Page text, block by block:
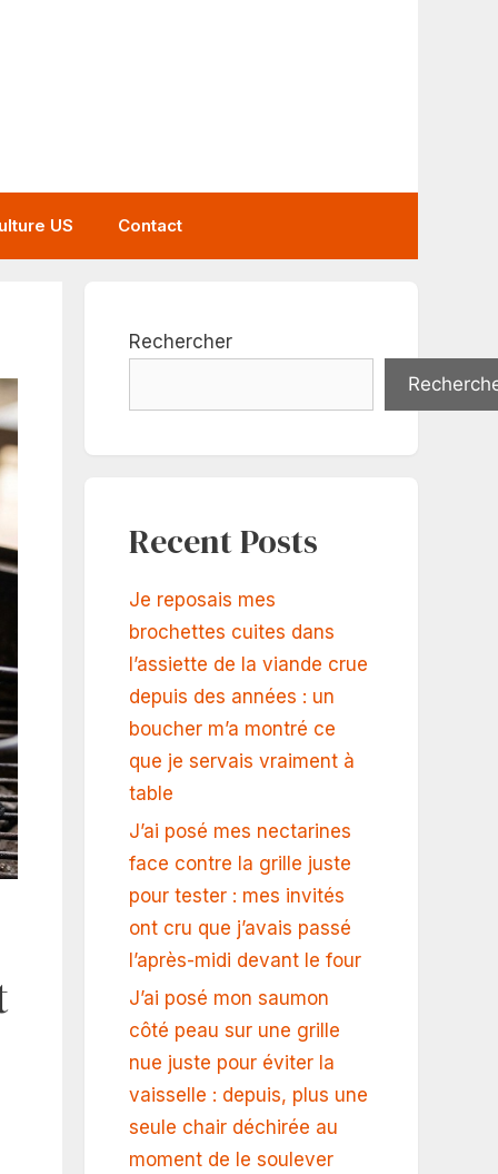
US Contact
Rechercher
Recent Posts
Je reposais mes
brochettes cuites dans
l’assiette de la viande crue
depuis des années : un
boucher m’a montré ce
que je servais vraiment à
table
J’ai posé mes nectarines
face contre la grille juste
pour tester : mes invités
ont cru que j’avais passé
l’après-midi devant le four
J’ai posé mon saumon
côté peau sur une grille
nue juste pour éviter la
vaisselle : depuis, plus une
seule chair déchirée au
moment de le soulever